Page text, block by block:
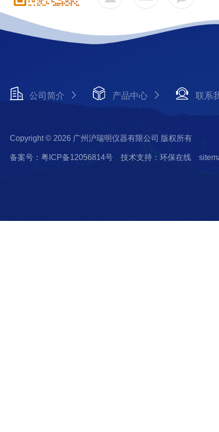
公司简介 产品中心 联系
Copyright © 2026 广州沪瑞明仪器有限公司 版权所有
备案号：粤ICP备12056814号 技术支持：环保在线